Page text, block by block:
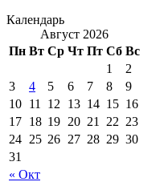
Календарь
Август 2026
Пн Вт Ср Чт Пт Сб Вс
« Окт
1
2
3
4 5 6 7 8
9
10 11 12 13 14 15 16
17 18 19 20 21 22 23
24 25 26 27 28 29 30
31